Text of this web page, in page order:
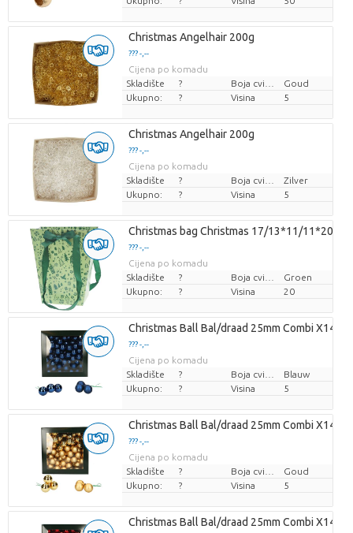
Christmas Angelhair 200g
??? -,--
Cijena po komadu
Skladište
?
Goud
Ukupno:
? Visina 5
Christmas Angelhair 200g
??? -,--
Cijena po komadu
Skladište
?
Zilver
Ukupno:
? Visina 5
Christmas bag Christmas 17/13*11/11*20cm
??? -,--
Cijena po komadu
Skladište
?
Groen
Ukupno:
? Visina 20
Christmas Ball Bal/draad 25mm Combi X144
??? -,--
Cijena po komadu
Skladište
?
Blauw
Ukupno:
? Visina 5
Christmas Ball Bal/draad 25mm Combi X144
??? -,--
Cijena po komadu
Skladište
?
Goud
Ukupno:
? Visina 5
Christmas Ball Bal/draad 25mm Combi X144